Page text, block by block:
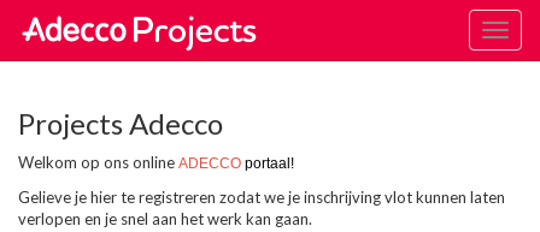
Projects Adecco
Welkom op ons online ADECCO portaal!
Gelieve je hier te registreren zodat we je inschrijving vlot kunnen laten
verlopen en je snel aan het werk kan gaan.